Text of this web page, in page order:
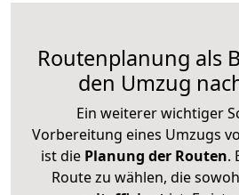
Routenplanung als
den Umzug
Ein weiterer wichtiger
Vorbereitung eines Umzugs
ist die Planung der Routen.
Route zu wählen, die